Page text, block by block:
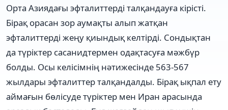
Орта Азиядағы эфталиттерді талқандауға кірісті.
Бірақ орасан зор аумақты алып жатқан
эфталиттерді жеңу қиындық келтірді. Сондықтан
да түріктер сасанидтермен одақтасуға мәжбүр
болды. Осы келісімнің нәтижесінде 563-567
жылдары эфталиттер талқандалды. Бірақ ықпал ету
аймағын бөлісуде түріктер мен Иран арасында